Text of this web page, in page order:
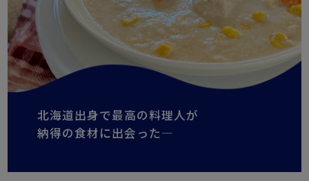
北海道出身で最高の料理人が
納得の食材に出会った―